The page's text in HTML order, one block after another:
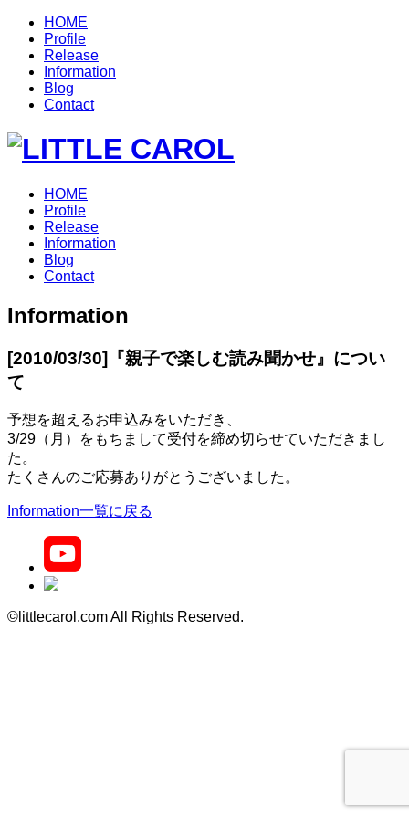
HOME
Profile
Release
Information
Blog
Contact
HOME
Profile
Release
Information
Blog
Contact
Information
[2010/03/30] 『親子で楽しむ読み聞かせ』につい
て
予想を超えるお申込みをいただき、
3/29（月）をもちまして受付を締め切らせていただきまし
た。
たくさんのご応募ありがとうございました。
Information一覧に戻る
©littlecarol.com All Rights Reserved.